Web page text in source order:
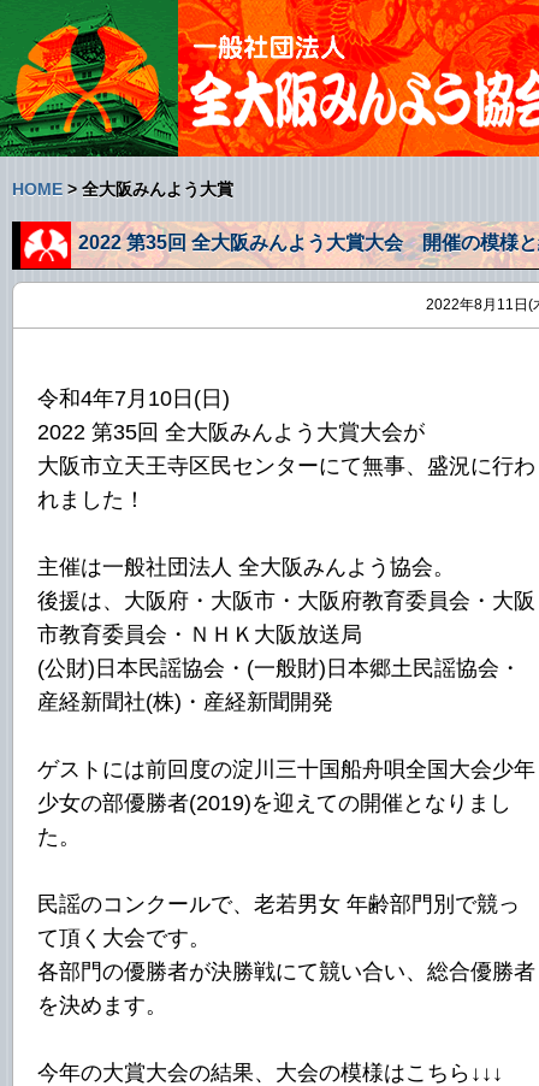
HOME > 全大阪みんよう大賞
2022 第35回 全大阪みんよう大賞大会 開催の模様
果発表
2022年8月11日(
令和4年7月10日(日)
2022 第35回 全大阪みんよう大賞大会が
大阪市立天王寺区民センターにて無事、盛況に行わ
れました！
主催は一般社団法人 全大阪みんよう協会。
後援は、大阪府・大阪市・大阪府教育委員会・大阪
市教育委員会・ＮＨＫ大阪放送局
(公財)日本民謡協会・(一般財)日本郷土民謡協会・
産経新聞社(株)・産経新聞開発
ゲストには前回度の淀川三十国船舟唄全国大会少年
少女の部優勝者(2019)を迎えての開催となりまし
た。
民謡のコンクールで、老若男女 年齢部門別で競っ
て頂く大会です。
各部門の優勝者が決勝戦にて競い合い、総合優勝者
を決めます。
今年の大賞大会の結果、大会の模様はこちら↓↓↓